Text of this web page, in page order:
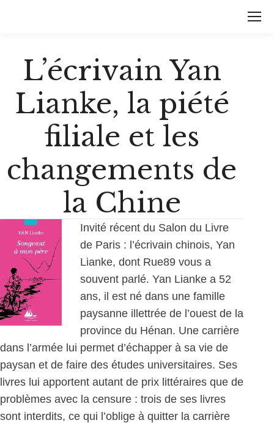
L’écrivain Yan
Lianke, la piété
filiale et les
changements de
la Chine
Invité récent du Salon du Livre
de Paris : l’écrivain chinois, Yan
Lianke, dont Rue89 vous a
souvent parlé. Yan Lianke a 52
ans, il est né dans une famille
paysanne illettrée de l’ouest de la
province du Hénan. Une carrière
dans l’armée lui permet d’échapper à sa vie de
paysan et de faire des études universitaires. Ses
livres lui apportent autant de prix littéraires que de
problèmes avec la censure : trois de ses livres
sont interdits, ce qui l’oblige à quitter la carrière